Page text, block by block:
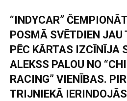
“INDYCAR”
POSMĀ SVĒTDIEN JAU
PĒC KĀRTAS IZCĪNĪJA
ALEKSS PALOU NO
RACING” VIENĪBAS.
TRIJNIEKĀ